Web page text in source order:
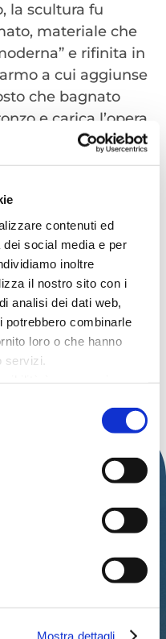
contenuti ed
social media e per
inoltre
il nostro sito con i
analisi dei dati web,
potrebbero combinarle
loro o che hanno
consultare
Cookie Policy.
Mostra dettagli
la scultura fu
materiale che
e rifinita in
a cui aggiunse
che bagnato
e carica l’opera
fanciulle
sostengono il
e per le quali
la figlia Francesca.
TURISTICHE
CATTOLICA